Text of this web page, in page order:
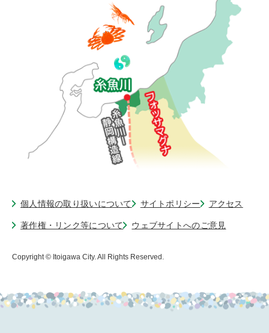
個人情報の取り扱いについて サイトポリシー アクセス
著作権・リンク等について ウェブサイトへのご意見
Copyright © Itoigawa City. All Rights Reserved.